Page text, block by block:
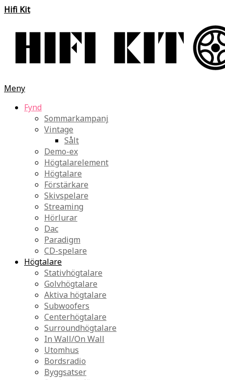
Hifi Kit
Meny
Fynd
Sommarkampanj
Vintage
Sålt
Demo-ex
Högtalarelement
Högtalare
Förstärkare
Skivspelare
Streaming
Hörlurar
Dac
Paradigm
CD-spelare
Högtalare
Stativhögtalare
Golvhögtalare
Aktiva högtalare
Subwoofers
Centerhögtalare
Surroundhögtalare
In Wall/On Wall
Utomhus
Bordsradio
Byggsatser